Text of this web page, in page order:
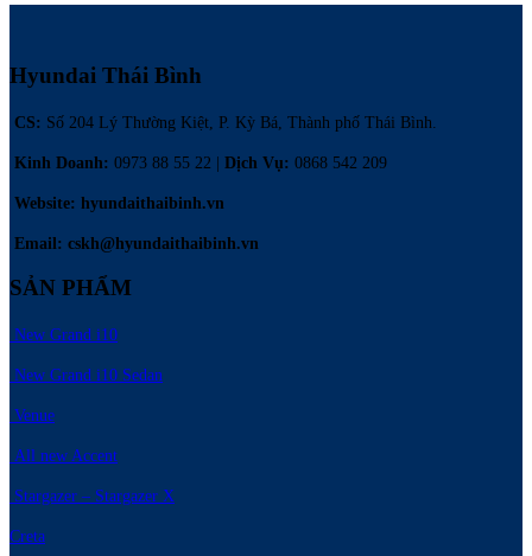
Hyundai Thái Bình
CS: Số 204 Lý Thường Kiệt, P. Kỳ Bá, Thành phố Thái Bình.
Kinh Doanh: 0973 88 55 22 | Dịch Vụ: 0868 542 209
Website: hyundaithaibinh.vn
Email: cskh@hyundaithaibinh.vn
SẢN PHẨM
New Grand i10
New Grand i10 Sedan
Venue
All new Accent
Stargazer – Stargazer X
Creta